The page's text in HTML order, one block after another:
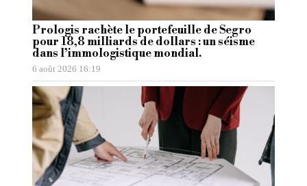
Prologis rachète le portefeuille de Segro
pour 18,8 milliards de dollars : un séisme
dans l’immologistique mondial.
6 août 2026 16:19